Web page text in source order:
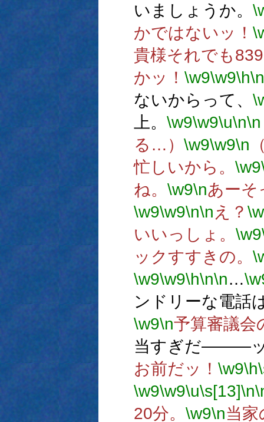
いましょうか。
かではないッ！
貴様それでも
かッ！ \w9\w9\h\n
ないからって、
上。 \w9\w9\u\n\n
る…） \w9\w9\n
忙しいから。 \w9
ね。 \w9\nあーそ
\w9\w9\n\n え？
いいっしょ。 \w9
ックすすきの。
\w9\w9\h\n\n…
ンドリーな電話
\w9\n予算審議会
当すぎだ―――
お前だッ！ \w9\h
\w9\w9\u\s[13]\n
20分。 \w9\n当